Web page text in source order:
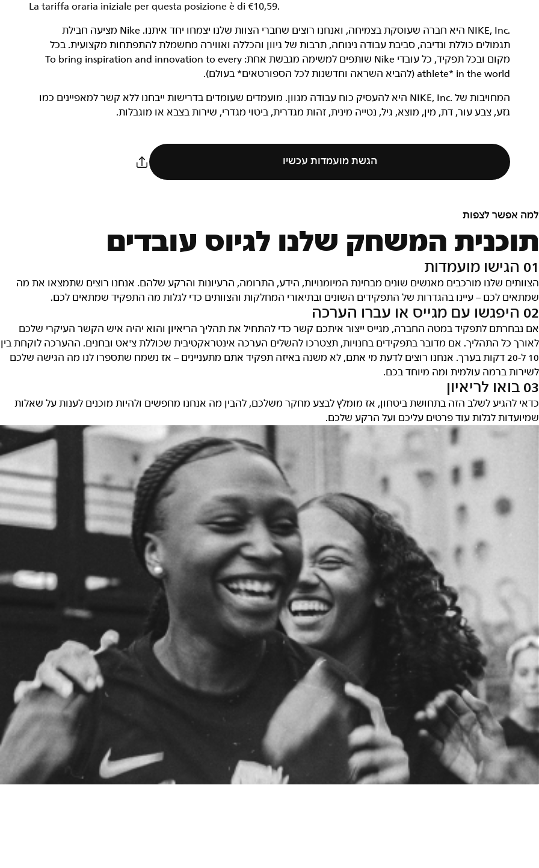
La tariffa oraria iniziale per questa posizione è di €10,59.
‏NIKE, Inc.‎ היא חברה שעוסקת בצמיחה, ואנחנו רוצים שחברי הצוות שלנו יצמחו יחד איתנו. Nike מציעה חבילת
תגמולים כוללת ונדיבה, סביבת עבודה נינוחה, תרבות של גיוון והכללה ואווירה מחשמלת להתפתחות מקצועית. בכל
מקום ובכל תפקיד, כל עובדי Nike שותפים למשימה מגבשת אחת: To bring inspiration and innovation to every
athlete* in the world (להביא השראה וחדשנות לכל הספורטאים* בעולם).
המחויבות של NIKE, Inc.‎ היא להעסיק כוח עבודה מגוון. מועמדים שעומדים בדרישות ייבחנו ללא קשר למאפיינים כמו
גזע, צבע עור, דת, מין, מוצא, גיל, נטייה מינית, זהות מגדרית, ביטוי מגדרי, שירות בצבא או מוגבלות.
הגשת מועמדות עכשיו
למה אפשר לצפות
תוכנית המשחק שלנו לגיוס עובדים
01 הגישו מועמדות
הצוותים שלנו מורכבים מאנשים שונים מבחינת המיומנויות, הידע, התרומה, הרעיונות והרקע שלהם. אנחנו רוצים שתמצאו את מה
שמתאים לכם – עיינו בהגדרות של התפקידים השונים ובתיאורי המחלקות והצוותים כדי לגלות מה התפקיד שמתאים לכם.
02 היפגשו עם מגייס או עברו הערכה
אם נבחרתם לתפקיד במטה החברה, מגייס ייצור איתכם קשר כדי להתחיל את תהליך הריאיון והוא יהיה איש הקשר העיקרי שלכם
לאורך כל התהליך. אם מדובר בתפקידים בחנויות, תצטרכו להשלים הערכה אינטראקטיבית שכוללת צ'אט ובחנים. ההערכה לוקחת בין
10 ל-20 דקות בערך. אנחנו רוצים לדעת מי אתם, לא משנה באיזה תפקיד אתם מתעניינים – אז נשמח שתספרו לנו מה הגישה שלכם
לשירות ברמה עולמית ומה מיוחד בכם.
03 בואו לריאיון
כדאי להגיע לשלב הזה בתחושת ביטחון, אז מומלץ לבצע מחקר משלכם, להבין מה אנחנו מחפשים ולהיות מוכנים לענות על שאלות
שמיועדות לגלות עוד פרטים עליכם ועל הרקע שלכם.